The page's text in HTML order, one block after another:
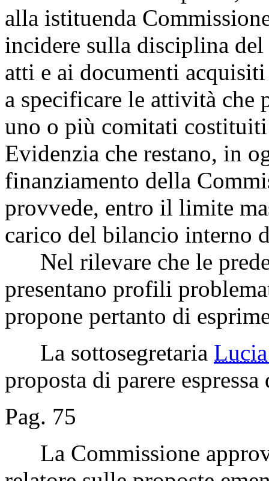
alla istituenda
incidere sulla disciplina
atti e ai documenti
a specificare le attività che
uno o più comitati
Evidenzia che restano, in
finanziamento della
provvede, entro il limite
carico del bilancio interno
Nel rilevare che le
presentano profili
propone pertanto di
La sottosegretaria
proposta di parere
Pag. 75
La Commissione